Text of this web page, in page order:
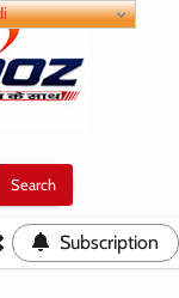
Subscription